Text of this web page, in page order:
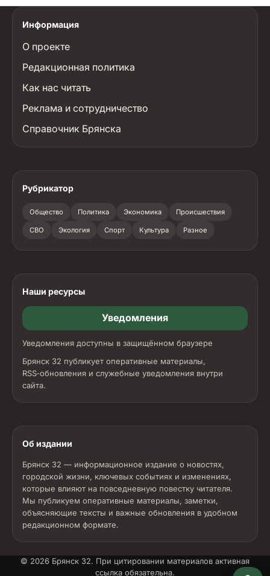
Информация
О проекте
Редакционная политика
Как нас читать
Реклама и сотрудничество
Справочник Брянска
Рубрикатор
Общество Политика Экономика Происшествия
СВО Экология Спорт Культура Разное
Наши ресурсы
Уведомления
Уведомления доступны в защищённом браузере
Брянск 32 публикует оперативные материалы,
RSS‑обновления и служебные уведомления внутри
сайта.
Об издании
Брянск 32 — информационное издание о новостях,
городской жизни, ключевых событиях и изменениях,
которые влияют на повседневную повестку читателя.
Мы публикуем оперативные материалы, заметки,
объясняющие тексты и важные обновления в удобном
редакционном формате.
© 2026 Брянск 32. При цитировании материалов активная
ссылка обязательна.